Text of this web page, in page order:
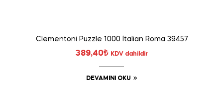
Clementoni Puzzle 1000 İtalian Roma 39457
389,40₺ KDV dahildir
DEVAMINI OKU